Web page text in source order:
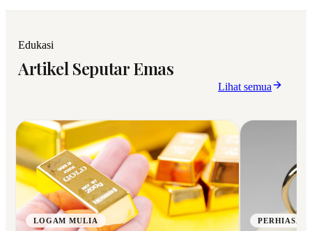
Edukasi
Artikel Seputar Emas
Lihat semua
LOGAM MULIA PERHIASAN